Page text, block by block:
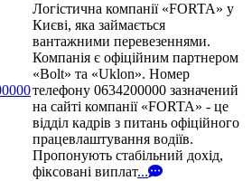
Логістична компанії «FORTA» у
Києві, яка займається
вантажними перевезеннями.
Компанія є офіційним партнером
«Bolt» та «Uklon». Номер
телефону 0634200000 зазначений
на сайті компанії «FORTA» - це
відділ кадрів з питань офіційного
працевлаштування водіїв.
Пропонують стабільний дохід,
фіксовані виплат...